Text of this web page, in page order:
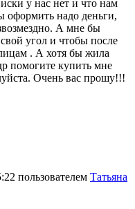
у нас нет и что нам
оформить надо деньги,
А мне бы
угол и чтобы после
. А хотя бы жила
помогите купить мне
Очень вас прошу!!!
пользователем Татьяна